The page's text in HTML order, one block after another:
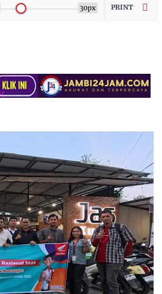
30px PRINT